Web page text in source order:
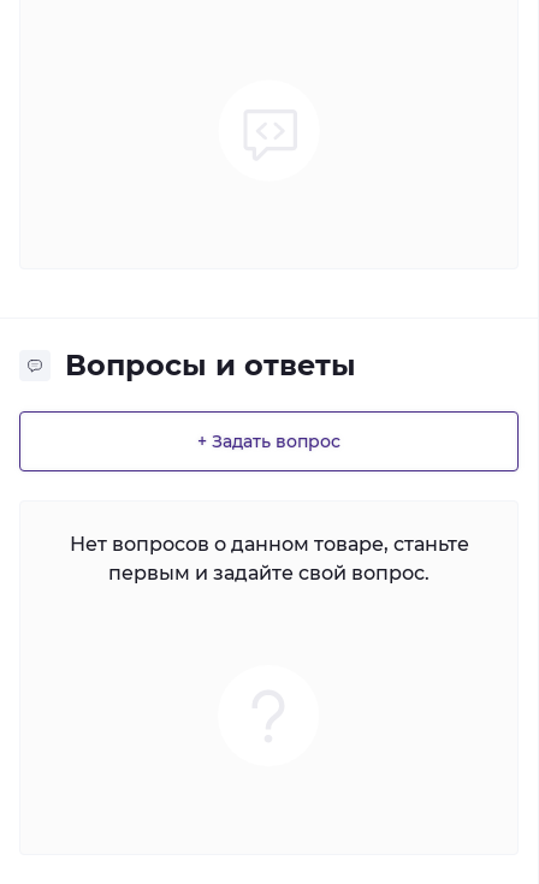
Вопросы и ответы
+ Задать вопрос
Нет вопросов о данном товаре, станьте
первым и задайте свой вопрос.